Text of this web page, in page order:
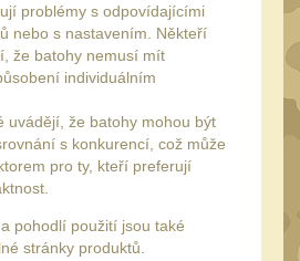
problémy s odpovídajícími
nebo s nastavením. Někteří
že batohy nemusí mít
individuálním
uvádějí, že batohy mohou být
s konkurencí, což může
pro ty, kteří preferují
pohodlí použití jsou také
stránky produktů.